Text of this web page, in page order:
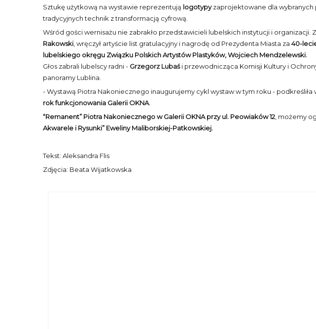
Sztukę użytkową na wystawie reprezentują logotypyzaprojektowane dla wybranych
tradycyjnych technik z transformacją cyfrową.
Wśród gości wernisażu nie zabrakło przedstawicieli lubelskich instytucji i organizacji.
Rakowski , wręczył artyście list gratulacyjny i nagrodę od Prezydenta Miasta za 40-
lubelskiego okręgu Związku Polskich Artystów Plastyków, Wojciech Mendzelewski.
Głos zabrali lubelscy radni - Grzegorz Lubaśi przewodnicząca Komisji Kultury i
panoramy Lublina.
- Wystawą Piotra Nakoniecznego inaugurujemy cykl wystaw w tym roku -
rok funkcjonowania Galerii OKNA.
“Remanent” Piotra Nakoniecznego w Galerii OKNA przy ul. Peowiaków 12 , możemy
Akwarele i Rysunki” Eweliny Maliborskiej-Patkowskiej.
Tekst: Aleksandra Flis
Zdjęcia: Beata Wijatkowska